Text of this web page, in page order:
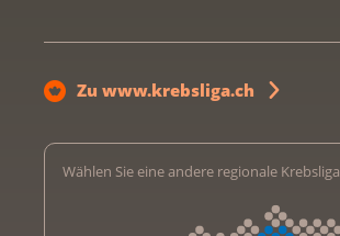
Zu www.krebsliga.ch
Wählen Sie eine andere regionale Krebsliga